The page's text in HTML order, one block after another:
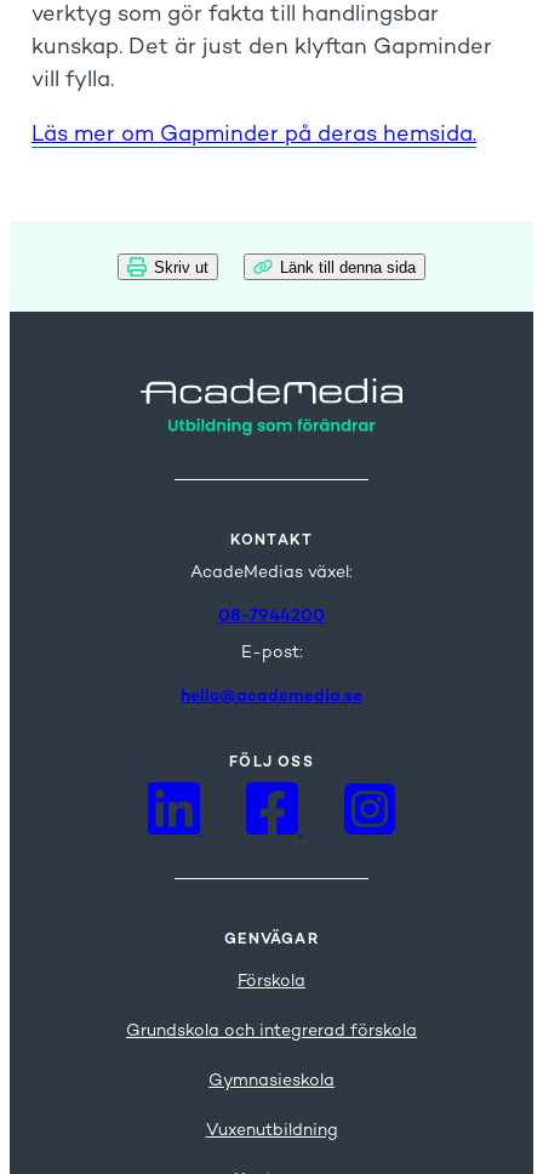
verktyg som gör fakta till handlingsbar
kunskap. Det är just den klyftan Gapminder
vill fylla.
Läs mer om Gapminder på deras hemsida.
Skriv ut Länk till denna sida
GENVÄGAR
Förskola
Grundskola och integrerad förskola
Gymnasieskola
Vuxenutbildning
KONTAKT
AcadeMedias växel:
08-7944200
E-post:
hello@academedia.se
FÖLJ OSS